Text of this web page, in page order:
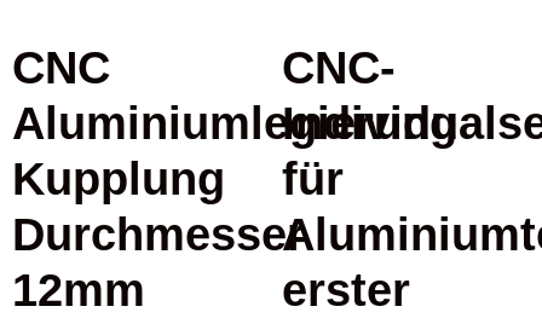
CNC
Aluminiumlegierung
Kupplung
Durchmesser
12mm
CNC-
für
erster